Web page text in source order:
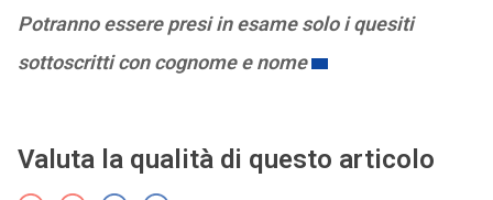
Potranno essere presi in esame solo i quesiti
sottoscritti con cognome e nome
Valuta la qualità di questo articolo